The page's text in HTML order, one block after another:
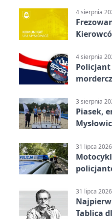
4 sierpnia
4 sierpnia
Policjant
3 sierpnia
Piasek,
31 lipca 2026
31 lipca 2026
Tablica